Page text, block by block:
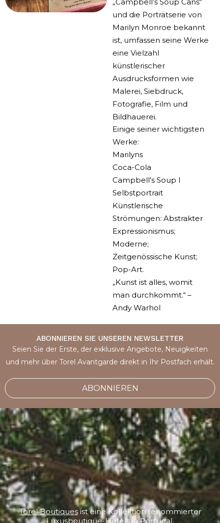
und die Porträtserie von
Marilyn Monroe bekannt
ist, umfassen seine Werke
eine Vielzahl
künstlerischer
Ausdrucksformen wie
Malerei, Siebdruck,
Fotografie, Film und
Bildhauerei.
Einige seiner wichtigsten
Werke:
Marilyns
Coca-Cola
Campbell’s Soup I
Selbstportrait
Künstlerische
Strömungen: Abstrakter
Expressionismus;
Moderne;
Zeitgenössische Kunst;
Pop-Art.
„Kunst ist alles, womit
man durchkommt.“ –
Andy Warhol
ABONNIEREN SIE UNSEREN NEWSLETTER
Seien Sie der Erste, der exklusive Angebote, Neuigkeiten
und mehr über Torel Avantgarde direkt in Ihr Postfach erhält.
ABONNIEREN
Torel Boutiquesist eine Kollektion renommierter
Luxusboutique-Hotels in Portugal.